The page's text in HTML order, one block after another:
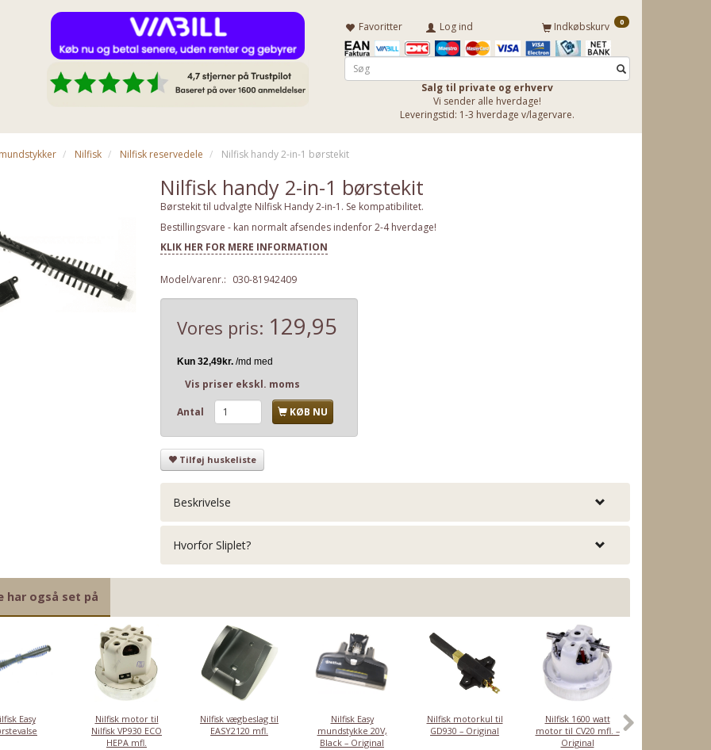
Indkøbskurv 0
Favoritter Log ind
Salg til private og erhverv
Vi sender alle hverdage!
Leveringstid: 1-3 hverdage v/lagervare.
Nilfisk Nilfisk reservedele Nilfisk handy 2-in-1 børstekit
Nilfisk handy 2-in-1 børstekit
Børstekit til udvalgte Nilfisk Handy 2-in-1. Se kompatibilitet.
Bestillingsvare - kan normalt afsendes indenfor 2-4 hverdage!
KLIK HER FOR MERE INFORMATION
Model/varenr.: 030-81942409
Vores pris: 129,95
Vis priser ekskl. moms
Antal KØB NU
Tilføj huskeliste
Beskrivelse
Hvorfor Sliplet?
har også set på
Easy
Nilfisk motor til
Nilfisk VP930 ECO
HEPA mfl.
Nilfisk vægbeslag til
EASY2120 mfl.
Nilfisk Easy
mundstykke 20V,
Black – Original
Nilfisk motorkul til
GD930 – Original
Nilfisk 1600 watt
motor til CV20 mfl. –
Original